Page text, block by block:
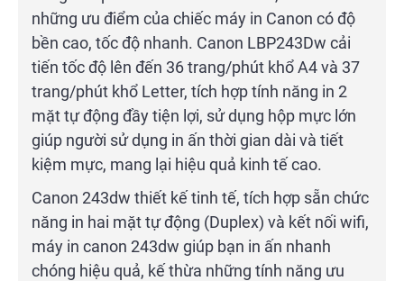
những ưu điểm của chiếc máy in Canon có độ
bền cao, tốc độ nhanh. Canon LBP243Dw cải
tiến tốc độ lên đến 36 trang/phút khổ A4 và 37
trang/phút khổ Letter, tích hợp tính năng in 2
mặt tự động đầy tiện lợi, sử dụng hộp mực lớn
giúp người sử dụng in ấn thời gian dài và tiết
kiệm mực, mang lại hiệu quả kinh tế cao.
Canon 243dw thiết kế tinh tế, tích hợp sẵn chức
năng in hai mặt tự động (Duplex) và kết nối wifi,
máy in canon 243dw giúp bạn in ấn nhanh
chóng hiệu quả, kế thừa những tính năng ưu